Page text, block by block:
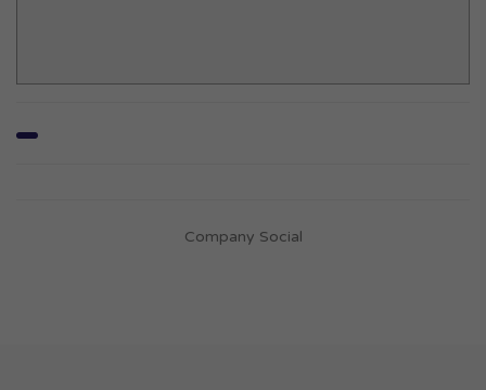
Company Social